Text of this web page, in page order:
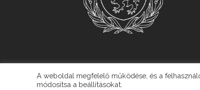
A weboldal megfelelő működése, és a
módosítsa a beállításokat.